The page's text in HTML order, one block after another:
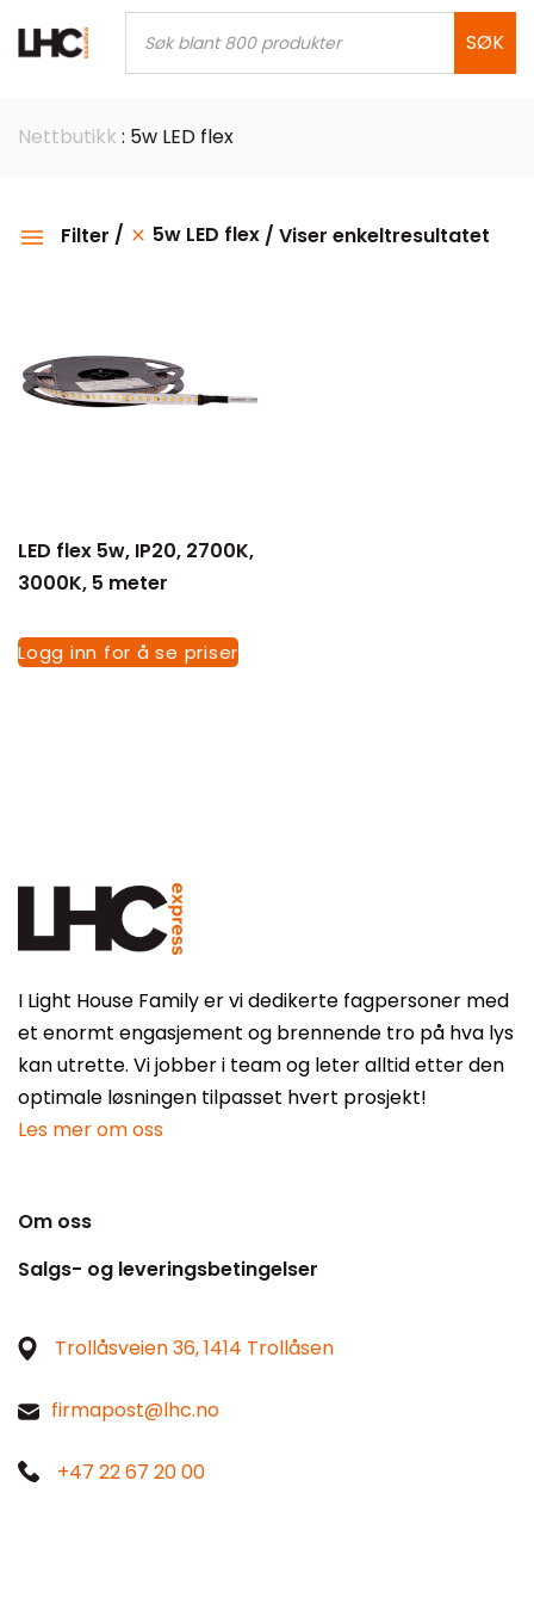
Products
search SØK
Nettbutikk : 5w LED flex
Filter 5w LED flex
Viser enkeltresultatet
Effekt
Sortering
LED flex 5w, IP20, 2700K,
3000K, 5 meter
Logg inn for å se priser
I Light House Family er vi dedikerte fagpersoner med
et enormt engasjement og brennende tro på hva lys
kan utrette. Vi jobber i team og leter alltid etter den
optimale løsningen tilpasset hvert prosjekt!
Les mer om oss
Om oss
Salgs- og leveringsbetingelser
Trollåsveien 36, 1414 Trollåsen
firmapost@lhc.no
+47 22 67 20 00